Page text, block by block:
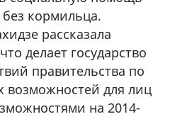
кормильца.
рассказала
делает государство
правительства по
возможностей для лиц
на 2014-